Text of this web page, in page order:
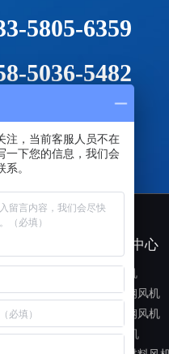
节能环保防爆风机
5805-6359
5036-5482
介绍
文化
证书
网络
产品中心
铁风机
玻璃钢风机
不锈钢风机
PP风机
注，当前客服人员不在
一下您的信息，我们会
。